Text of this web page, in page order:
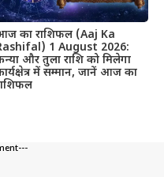
का राशिफल (Aaj Ka
1 August 2026:
और तुला राशि को मिलेगा
में सम्मान, जानें आज का